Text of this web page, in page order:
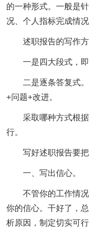
的一种形式。一般是
况、个人指标完成情
述职报告的写作
一是四大段式，
二是逐条答复式
+问题+改进。
采取哪种方式根
行。
写好述职报告要
一、写出信心。
不管你的工作情
你的信心。干好了，
析原因，制定切实可